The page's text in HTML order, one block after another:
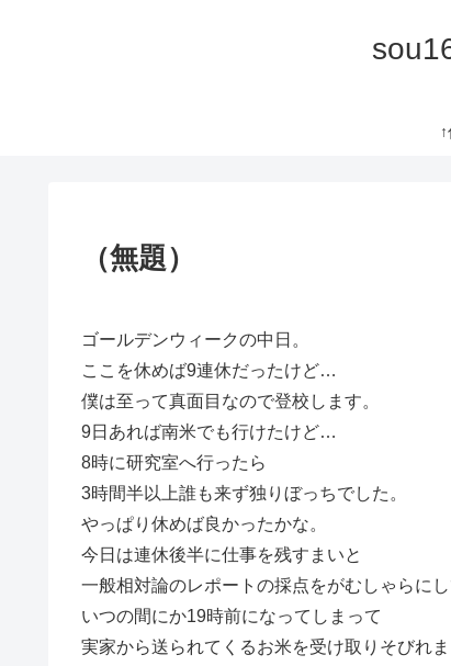
（無題）
ゴールデンウィークの中日。
ここを休めば9連休だったけど…
僕は至って真面目なので登校します。
9日あれば南米でも行けたけど…
8時に研究室へ行ったら
3時間半以上誰も来ず独りぼっちでした。
やっぱり休めば良かったかな。
今日は連休後半に仕事を残すまいと
一般相対論のレポートの採点をがむしゃらにし
いつの間にか19時前になってしまって
実家から送られてくるお米を受け取りそびれま